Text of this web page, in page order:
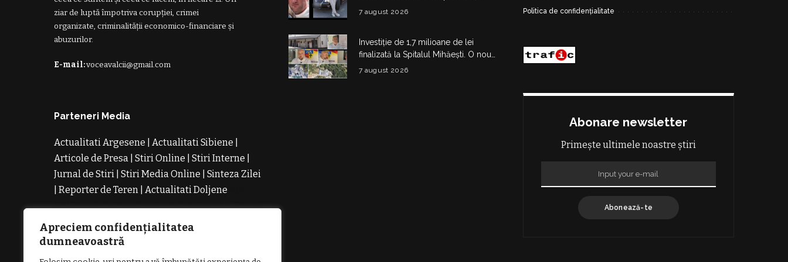
Apreciem confidențialitatea
dumneavoastră
ziar de luptă împotriva corupției, crimei
organizate, criminalității economico-financiare și
abuzurilor.
E-mail:voceavalcii@gmail.com
Parteneri Media
Actualitati Argesene Actualitati Sibiene
Articole de Presa
Stiri Online Stiri Interne
Jurnal de Stiri
Stiri Media Online
Sinteza Zilei
Reporter de Teren Actualitati Doljene
NoiRochii de RevelionRochii de BanchetRochii
de Cununie
Magazin de Rochii
Comanda Rochii de Seara
Dragoș Mihail lasă în urmă o fetiță
7 august 2026
Investiție de 1,7 milioane de lei
finalizată la Spitalul Mihăești. O nouă
clădire medico-administrativă a fost
7 august 2026
Politica de confidențialitate
Abonare newsletter
Primește ultimele noastre știri
Abonează-te